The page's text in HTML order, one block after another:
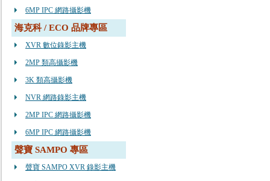
6MP IPC 網路攝影機
海克科 / ECO 品牌專區
XVR 數位錄影主機
2MP 類高攝影機
3K 類高攝影機
NVR 網路錄影主機
2MP IPC 網路攝影機
6MP IPC 網路攝影機
聲寶 SAMPO 專區
聲寶 SAMPO XVR 錄影主機